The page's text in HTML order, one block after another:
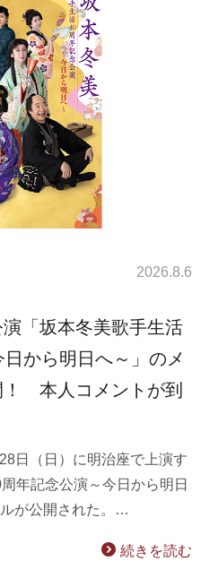
2026.8.6
「坂本冬美歌手生活
から明日へ～」のメ
！ 本人コメントが到
日（日）に明治座で上演す
年記念公演～今日から明日
が公開された。…
続きを読む